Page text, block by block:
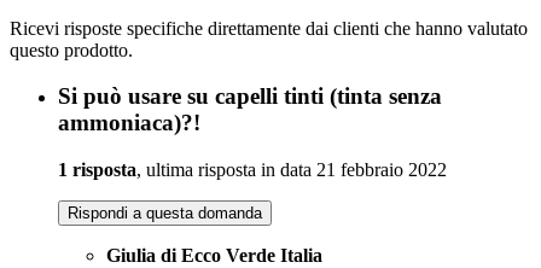
Ricevi risposte specifiche direttamente dai clienti che hanno valutato
questo prodotto.
Si può usare su capelli tinti (tinta senza
ammoniaca)?!
1 risposta, ultima risposta in data 21 febbraio 2022
Rispondi a questa domanda
Giulia di Ecco Verde Italia